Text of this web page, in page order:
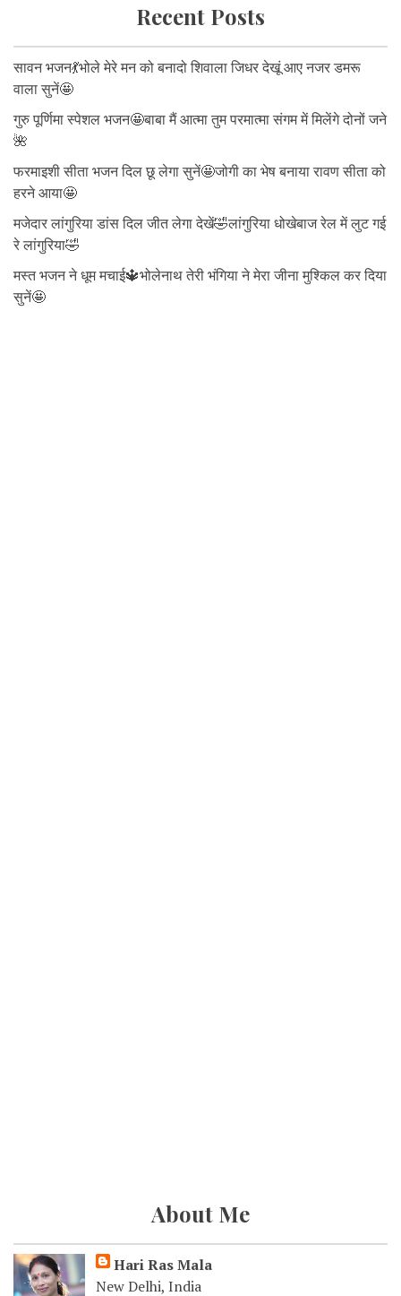
Recent Posts
सावन भजन💃भोले मेरे मन को बनादो शिवाला जिधर देखूं आए नजर डमरू
वाला सुनें🤩
गुरु पूर्णिमा स्पेशल भजन🤩बाबा मैं आत्मा तुम परमात्मा संगम में मिलेंगे दोनों जने
🌺
फरमाइशी सीता भजन दिल छू लेगा सुनें🤩जोगी का भेष बनाया रावण सीता को
हरने आया🤩
मजेदार लांगुरिया डांस दिल जीत लेगा देखें🤣लांगुरिया धोखेबाज रेल में लुट गई
रे लांगुरिया🤣
मस्त भजन ने धूम मचाई🔱भोलेनाथ तेरी भंगिया ने मेरा जीना मुश्किल कर दिया
सुनें🤩
About Me
Hari Ras Mala
New Delhi, India